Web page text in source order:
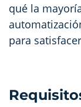
qué la
para